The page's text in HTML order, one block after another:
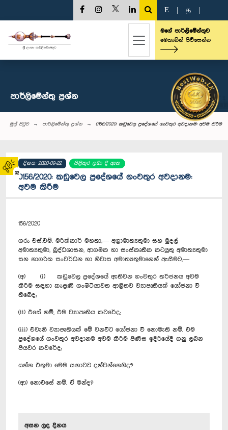
02
E த
මගේ පාර්ලිමේන්තුව
මෙතැනින් පිවිසෙන්න
පාර්ලි‌මේන්තු‌ ප්‍රශ්න
මුල් පිටුව පාර්ලි‌මේන්තු‌ ප්‍රශ්න 0156/2020: කඩුවෙල ප්‍රදේශයේ ගංවතුර අවදානම: අවම කිරීම
දිනය: 2020-09-22 පිළිතුර ලබා දී ඇත
0156/2020: කඩුවෙල ප්‍රදේශයේ ගංවතුර අවදානම:
අවම කිරීම
156/2020
ගරු එස්.එම්. මරික්කාර් මහතා,— අග්‍රාමාත්‍යතුමා සහ මුදල්
අමාත්‍යතුමා, බුද්ධශාසන, ආගමික හා සංස්කෘතික කටයුතු අමාත්‍යතුමා
සහ නාගරික සංවර්ධන හා නිවාස අමාත්‍යතුමාගෙන් ඇසීමට,—
(අ) (i) කඩුවෙල ප්‍රදේශයේ ඇතිවන ගංවතුර තර්ජනය අවම
කිරීම සඳහා කැළණි ගංමිටියාවත ආශ්‍රිතව ව්‍යාපෘතියක් යෝජනා වී
තිබේද;
(ii) එසේ නම්, එම ව්‍යාපෘතිය කවරේද;
(iii) එවැනි ව්‍යාපෘතියක් මේ වනවිට යෝජනා වී නොමැති නම්, එම
ප්‍රදේශයේ ගංවතුර අවදානම අවම කිරීම පිණිස ඉදිරියේදී ගනු ලබන
පියවර කවරේද;
යන්න එතුමා මෙම සභාවට දන්වන්නෙහිද?
(ආ) නොඑසේ නම්, ඒ මන්ද?
අසන ලද දිනය